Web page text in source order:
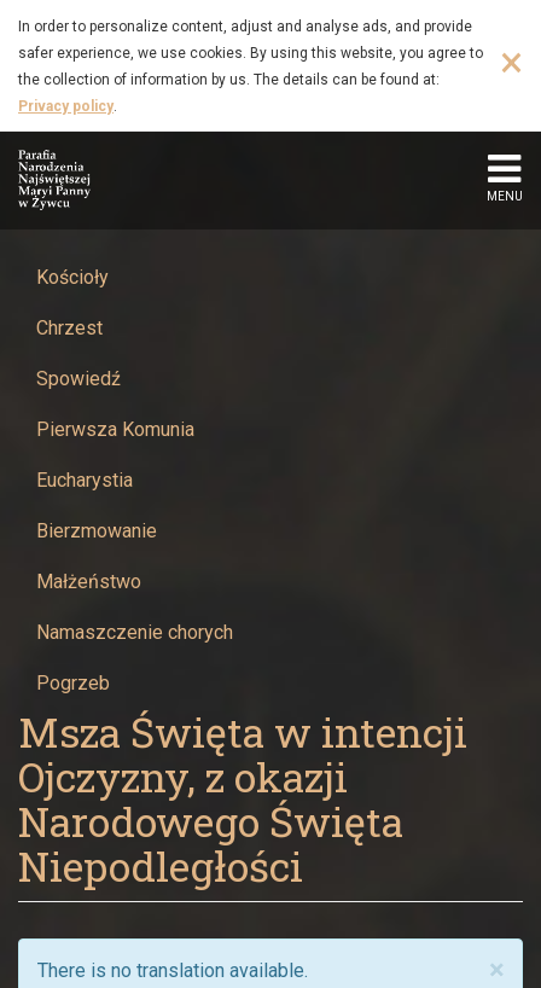
Msza
Święta
w
intencji
okazji
Narodowego
Święta
Niepodległości
Parafia
Narodzenia
Najświętszej
Maryi
Panny
w
Żywcu
to
main
content
In order to personalize content, adjust and analyse ads, and provide
safer experience, we use cookies. By using this website, you agree to
the collection of information by us. The details can be found at:
Privacy policy.
×
MENU
Kościoły
Chrzest
Spowiedź
Pierwsza Komunia
Eucharystia
Bierzmowanie
Małżeństwo
Namaszczenie chorych
Pogrzeb
Msza Święta w intencji
Ojczyzny, z okazji
Narodowego Święta
Niepodległości
×
There is no translation available.